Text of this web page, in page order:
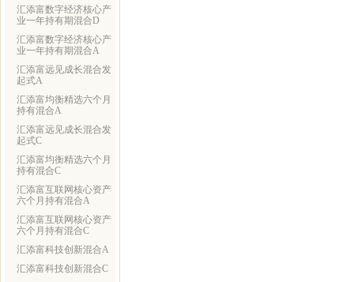
汇添富数字经济核心产
业一年持有期混合D
汇添富数字经济核心产
业一年持有期混合A
汇添富远见成长混合发
起式A
汇添富均衡精选六个月
持有混合A
汇添富远见成长混合发
起式C
汇添富均衡精选六个月
持有混合C
汇添富互联网核心资产
六个月持有混合A
汇添富互联网核心资产
六个月持有混合C
汇添富科技创新混合A
汇添富科技创新混合C